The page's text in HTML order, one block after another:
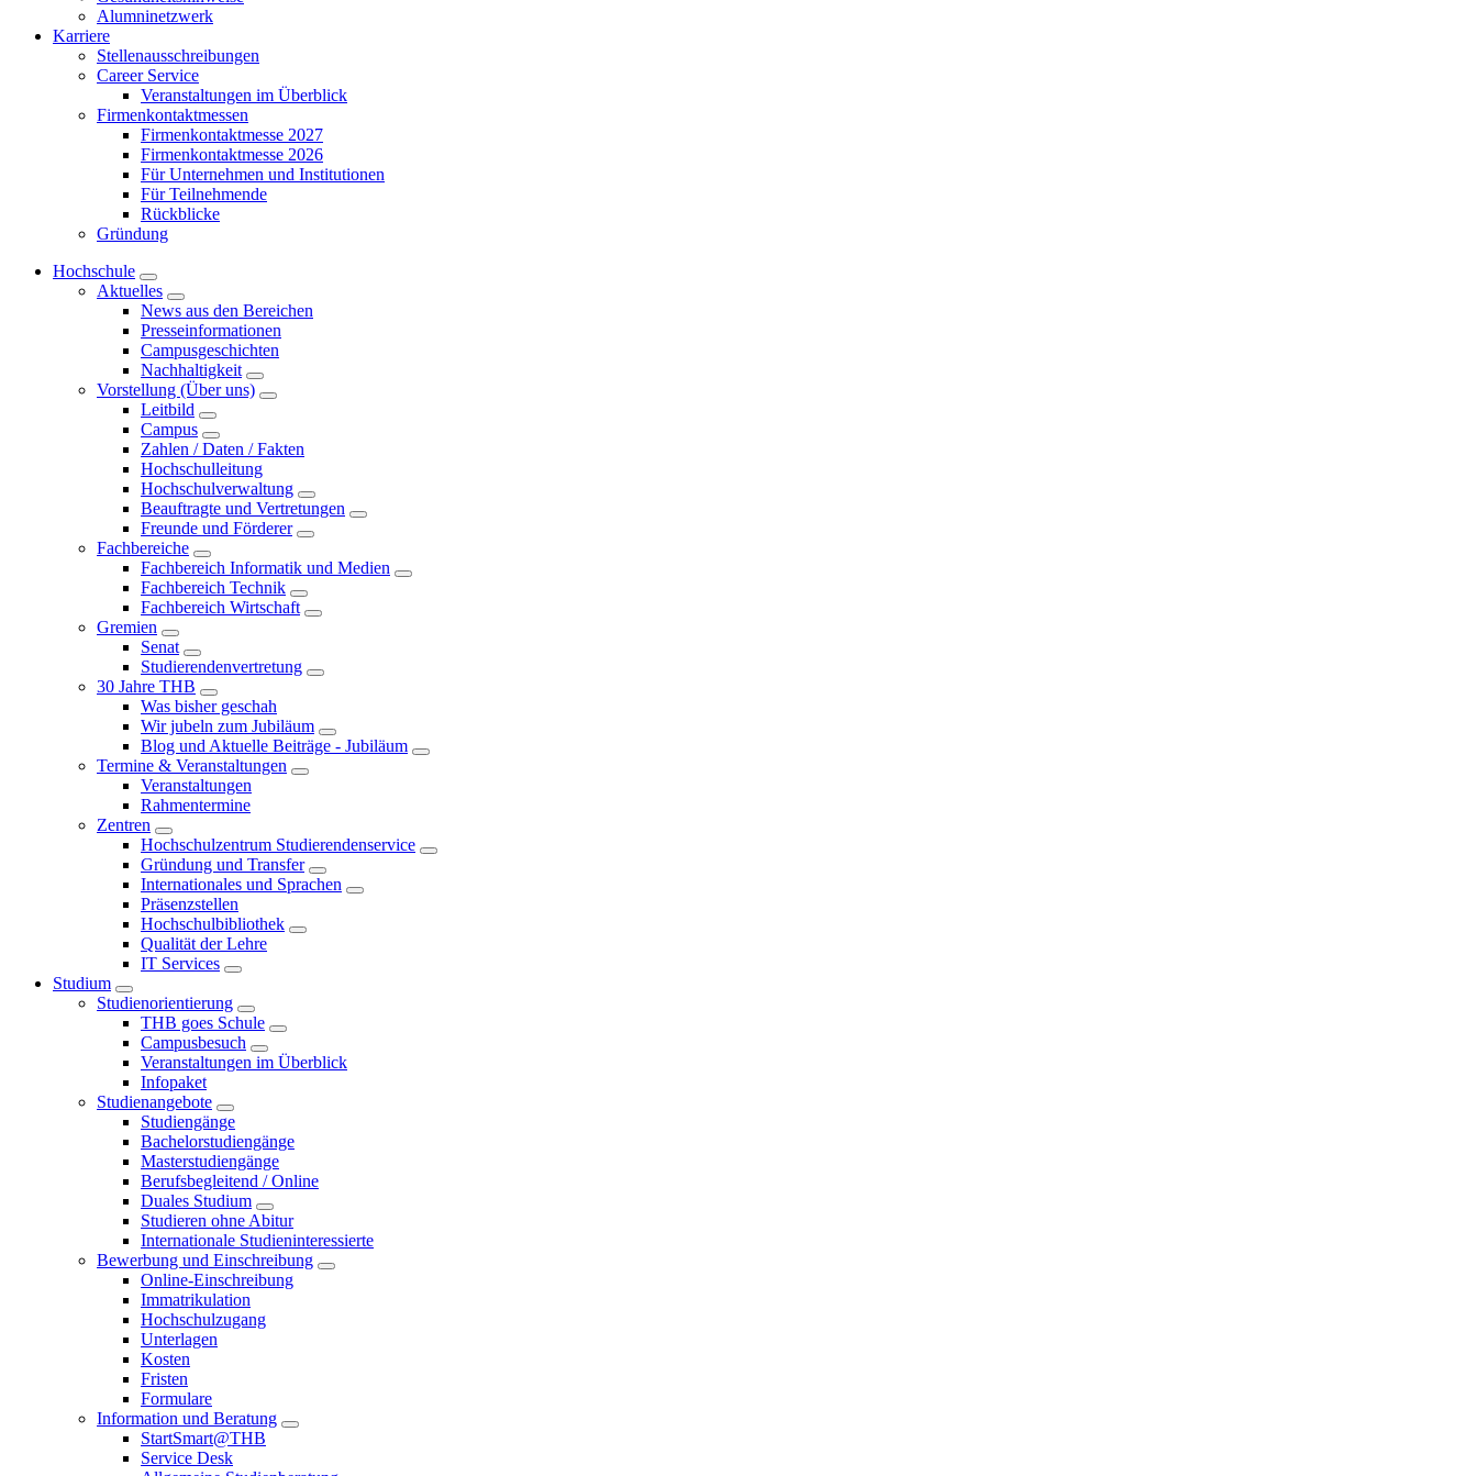
Alumninetzwerk
Karriere
Stellenausschreibungen
Career Service
Veranstaltungen im Überblick
Firmenkontaktmessen
Firmenkontaktmesse 2027
Firmenkontaktmesse 2026
Für Unternehmen und Institutionen
Für Teilnehmende
Rückblicke
Gründung
Hochschule
Aktuelles
News aus den Bereichen
Presseinformationen
Campusgeschichten
Nachhaltigkeit
Vorstellung (Über uns)
Leitbild
Campus
Zahlen / Daten / Fakten
Hochschulleitung
Hochschulverwaltung
Beauftragte und Vertretungen
Freunde und Förderer
Fachbereiche
Fachbereich Informatik und Medien
Fachbereich Technik
Fachbereich Wirtschaft
Gremien
Senat
Studierendenvertretung
30 Jahre THB
Was bisher geschah
Wir jubeln zum Jubiläum
Blog und Aktuelle Beiträge - Jubiläum
Termine & Veranstaltungen
Veranstaltungen
Rahmentermine
Zentren
Hochschulzentrum Studierendenservice
Gründung und Transfer
Internationales und Sprachen
Präsenzstellen
Hochschulbibliothek
Qualität der Lehre
IT Services
Studium
Studienorientierung
THB goes Schule
Campusbesuch
Veranstaltungen im Überblick
Infopaket
Studienangebote
Studiengänge
Bachelorstudiengänge
Masterstudiengänge
Berufsbegleitend / Online
Duales Studium
Studieren ohne Abitur
Internationale Studieninteressierte
Bewerbung und Einschreibung
Online-Einschreibung
Immatrikulation
Hochschulzugang
Unterlagen
Kosten
Fristen
Formulare
Information und Beratung
StartSmart@THB
Service Desk